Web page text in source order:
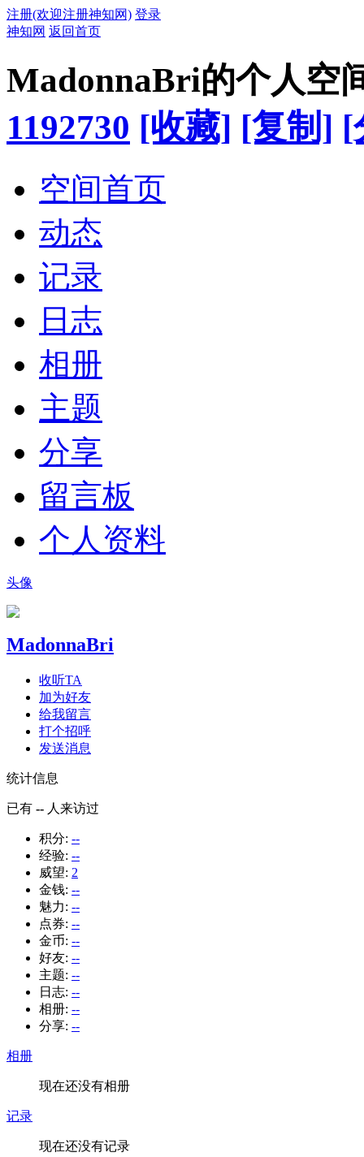
注册(欢迎注册神知网) 登录
神知网 返回首页
MadonnaBri的个人空
1192730 [收藏] [复制] [
空间首页
动态
记录
日志
相册
主题
分享
留言板
个人资料
头像
MadonnaBri
收听TA
加为好友
给我留言
打个招呼
发送消息
统计信息
已有 -- 人来访过
积分: --
经验: --
威望: 2
金钱: --
魅力: --
点券: --
金币: --
好友: --
主题: --
日志: --
相册: --
分享: --
相册
现在还没有相册
记录
现在还没有记录